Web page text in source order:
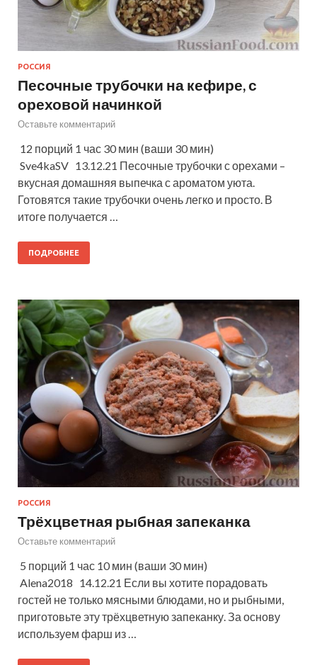
РОССИЯ
Песочные трубочки на кефире, с
ореховой начинкой
Оставьте комментарий
12 порций 1 час 30 мин (ваши 30 мин)
Sve4kaSV 13.12.21 Песочные трубочки с орехами –
вкусная домашняя выпечка с ароматом уюта.
Готовятся такие трубочки очень легко и просто. В
итоге получается …
ПОДРОБНЕЕ
РОССИЯ
Трёхцветная рыбная запеканка
Оставьте комментарий
5 порций 1 час 10 мин (ваши 30 мин)
Alena2018 14.12.21 Если вы хотите порадовать
гостей не только мясными блюдами, но и рыбными,
приготовьте эту трёхцветную запеканку. За основу
используем фарш из …